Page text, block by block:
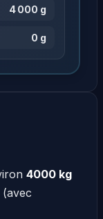
4 000 g
0 g
4000 kg